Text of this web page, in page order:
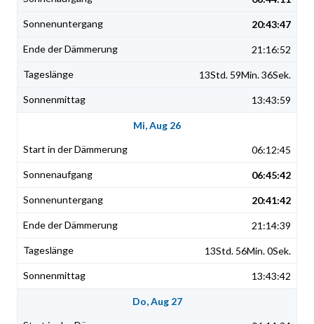
20:43:47
21:16:52
13Std. 59Min. 36Sek.
13:43:59
Mi, Aug 26
06:12:45
06:45:42
20:41:42
21:14:39
13Std. 56Min. 0Sek.
13:43:42
Do, Aug 27